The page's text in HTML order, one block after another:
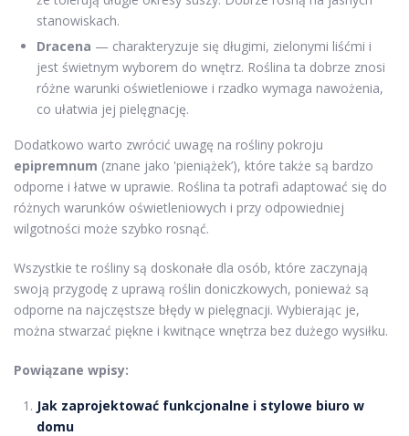
stanowiskach.
Dracena — charakteryzuje się długimi, zielonymi liśćmi i
jest świetnym wyborem do wnętrz. Roślina ta dobrze znosi
różne warunki oświetleniowe i rzadko wymaga nawożenia,
co ułatwia jej pielęgnację.
Dodatkowo warto zwrócić uwagę na rośliny pokroju
epipremnum (znane jako 'pieniążek’), które także są bardzo
odporne i łatwe w uprawie. Roślina ta potrafi adaptować się do
różnych warunków oświetleniowych i przy odpowiedniej
wilgotności może szybko rosnąć.
Wszystkie te rośliny są doskonałe dla osób, które zaczynają
swoją przygodę z uprawą roślin doniczkowych, ponieważ są
odporne na najczęstsze błędy w pielęgnacji. Wybierając je,
można stwarzać piękne i kwitnące wnętrza bez dużego wysiłku.
Powiązane wpisy:
Jak zaprojektować funkcjonalne i stylowe biuro w
domu